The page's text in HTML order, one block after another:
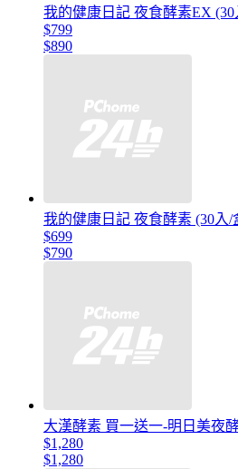
我的健康日記 夜食酵素EX (30
$799
$890
我的健康日記 夜食酵素 (30入/
$699
$790
大漢酵素 買一送一-明日美夜
$1,280
$1,280